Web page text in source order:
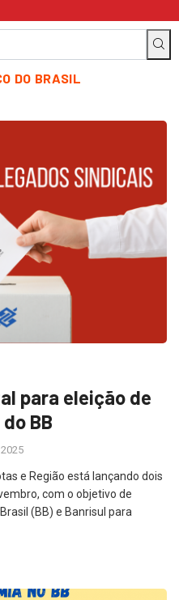
DO BRASIL
para eleição de
BB
e Região está lançando dois
com o objetivo de
(BB) e Banrisul para